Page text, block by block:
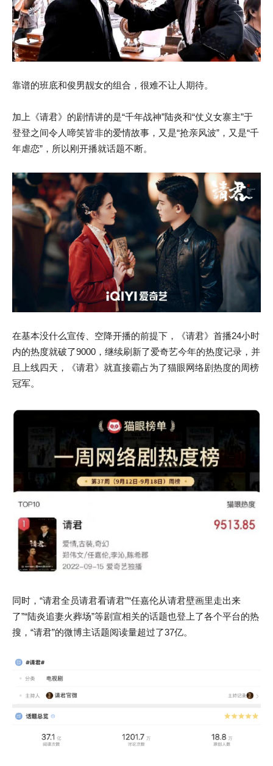
靠谱的班底和俊男靓女的组合，很难不让人期待。
加上《请君》的剧情讲的是“千年战神”陆炎和“仗义女寨主”于
登登之间令人啼笑皆非的爱情故事，又是“抢亲风波”，又是“千
年虐恋”，所以刚开播就话题不断。
在基本没什么宣传、空降开播的前提下，《请君》首播24小时
内的热度就破了9000，继续刷新了爱奇艺今年的热度记录，并
且上线四天，《请君》就直接霸占为了猫眼网络剧热度的周榜
冠军。
同时，“请君全员请君看请君”“任嘉伦从请君壁画里走出来
了”“陆炎追妻火葬场”等剧宣相关的话题也登上了各个平台的热
搜，“请君”的微博主话题阅读量超过了37亿。